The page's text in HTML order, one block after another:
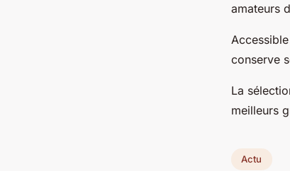
amateurs
conserve
La
meilleurs
Actu